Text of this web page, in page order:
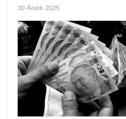
30 Aralık 2025